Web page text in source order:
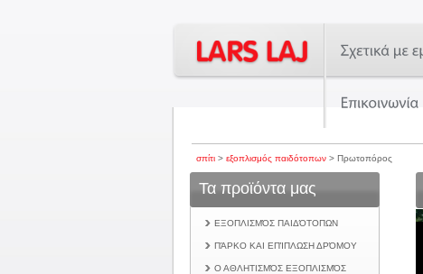
σπίτι > εξοπλισμός παιδότοπων > Πρωτοπόρος
Τα προϊόντα μας
ΕΞΟΠΛΙΣΜΌΣ ΠΑΙΔΌΤΟΠΩΝ
ΠΆΡΚΟ ΚΑΙ ΕΠΊΠΛΩΣΗ ΔΡΌΜΟΥ
Ο ΑΘΛΗΤΙΣΜΌΣ ΕΞΟΠΛΙΣΜΌΣ